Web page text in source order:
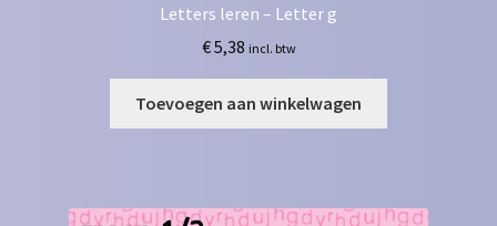
Letters leren – Letter g
€5,38 incl. btw
Toevoegen aan winkelwagen